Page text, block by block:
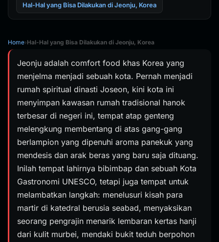
Hal-Hal yang Bisa Dilakukan di Jeonju, Korea
Home›Hal-Hal yang Bisa Dilakukan di Jeonju, Korea
Jeonju adalah comfort food khas Korea yang
menjelma menjadi sebuah kota. Pernah menjadi
rumah spiritual dinasti Joseon, kini kota ini
menyimpan kawasan rumah tradisional hanok
terbesar di negeri ini, tempat atap genteng
melengkung membentang di atas gang-gang
berlampion yang dipenuhi aroma panekuk yang
mendesis dan arak beras yang baru saja dituang.
Inilah tempat lahirnya bibimbap dan sebuah Kota
Gastronomi UNESCO, tetapi juga tempat untuk
melambatkan langkah: menelusuri kisah para
martir di katedral berusia seabad, menyaksikan
seorang pengrajin menarik lembaran kertas hanji
dari kulit murbei, mendaki bukit teduh berpohon